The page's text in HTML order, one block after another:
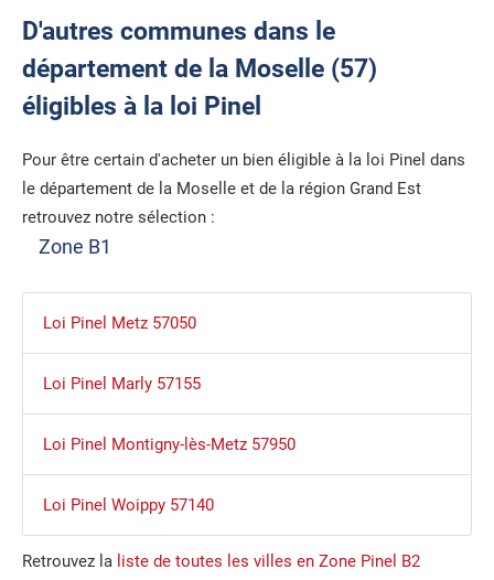
D'autres communes dans le
département de la Moselle (57)
éligibles à la loi Pinel
Pour être certain d'acheter un bien éligible à la loi Pinel dans
le département de la Moselle et de la région Grand Est
retrouvez notre sélection :
Zone B1
Loi Pinel Metz 57050
Loi Pinel Marly 57155
Loi Pinel Montigny-lès-Metz 57950
Loi Pinel Woippy 57140
Retrouvez la liste de toutes les villes en Zone Pinel B2